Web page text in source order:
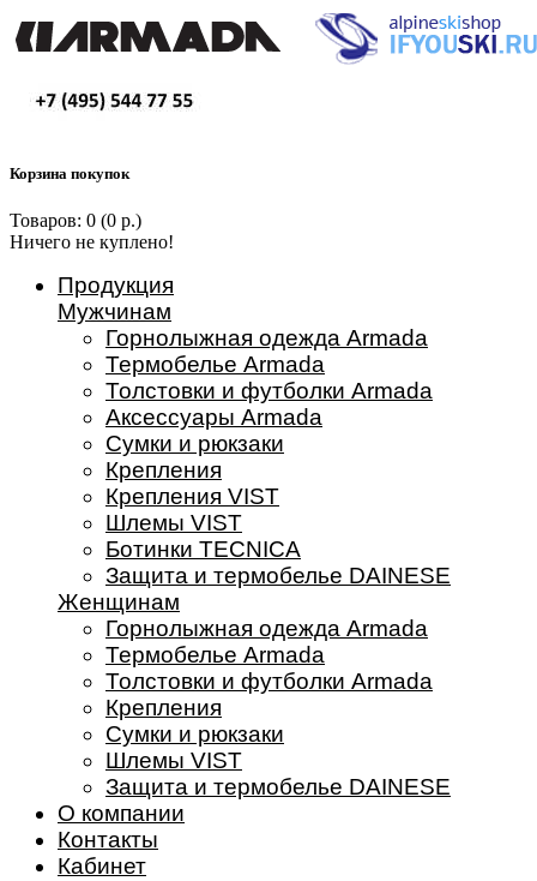
Корзина покупок
Товаров: 0 (0 р.)
Ничего не куплено!
Продукция
Мужчинам
Горнолыжная одежда Armada
Термобелье Armada
Толстовки и футболки Armada
Аксессуары Armada
Сумки и рюкзаки
Крепления
Крепления VIST
Шлемы VIST
Ботинки TECNICA
Защита и термобелье DAINESE
Женщинам
Горнолыжная одежда Armada
Термобелье Armada
Толстовки и футболки Armada
Крепления
Сумки и рюкзаки
Шлемы VIST
Защита и термобелье DAINESE
О компании
Контакты
Кабинет